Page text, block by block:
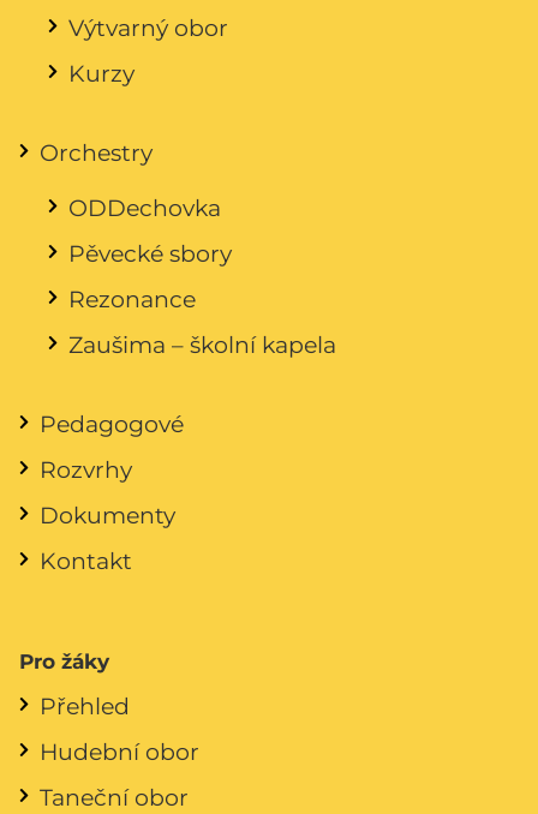
Výtvarný obor
Kurzy
Orchestry
ODDechovka
Pěvecké sbory
Rezonance
Zaušima – školní kapela
Pedagogové
Rozvrhy
Dokumenty
Kontakt
Pro žáky
Přehled
Hudební obor
Taneční obor